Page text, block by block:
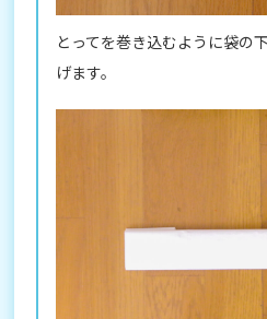
とってを巻き込むように袋の
げます。